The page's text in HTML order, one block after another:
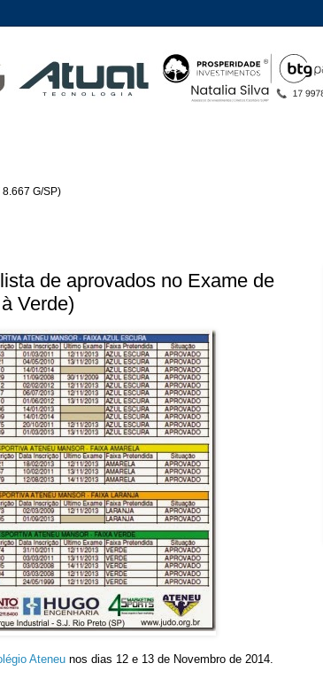
G/SP)
de aprovados no Exame de
Verde)
Ateneu nos dias 12 e 13 de Novembro de 2014.